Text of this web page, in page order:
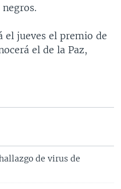
el jueves el premio de
el de la Paz,
de virus de